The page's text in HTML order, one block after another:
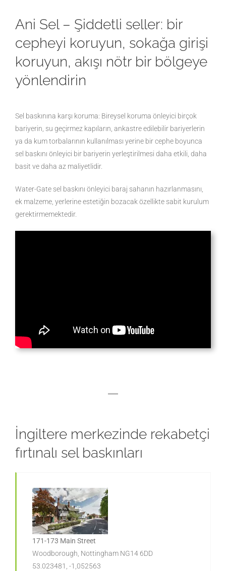
Ani Sel – Şiddetli seller: bir
cepheyi koruyun, sokağa girişi
koruyun, akışı nötr bir bölgeye
yönlendirin
Sel baskınına karşı koruma: Bireysel koruma önleyici birçok
bariyerin, su geçirmez kapıların, ankastre edilebilir bariyerlerin
ya da kum torbalarının kullanılması yerine bir cephe boyunca
sel baskını önleyici bir bariyerin yerleştirilmesi daha etkili, daha
basit ve daha az maliyetlidir.
Water-Gate sel baskını önleyici baraj sahanın hazırlanmasını,
ek malzeme, yerlerine estetiğin bozacak özellikte sabit kurulum
gerektirmemektedir.
İngiltere merkezinde rekabetçi
fırtınalı sel baskınları
171-173 Main Street
Woodborough, Nottingham NG14 6DD
53.023481, -1,052563